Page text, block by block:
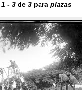
1 - 3 de 3 para plazas